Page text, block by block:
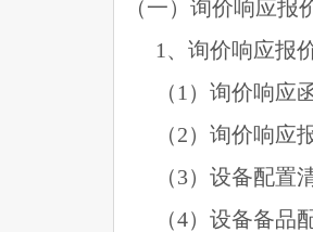
（一）询价响应报
1、询价响应报
（ 1）询价响应
（2）询价响应
（3）设备配置
（4）设备备品